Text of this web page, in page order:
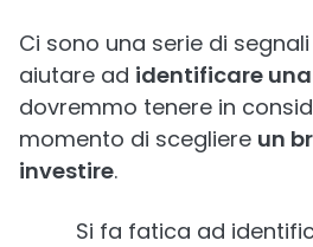
Ci sono una serie di
aiutare ad identificare
dovremmo tenere in
momento di scegliere un
investire.
Si fa fatica ad